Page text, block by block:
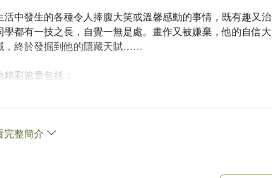
中發生的各種令人捧腹大笑或溫馨感動的事情，既有趣又治
都有一技之長，自覺一無是處。畫作又被嫌棄，他的自信大
，終於發掘到他的隱藏天賦……
彩篇章包括：
完整簡介